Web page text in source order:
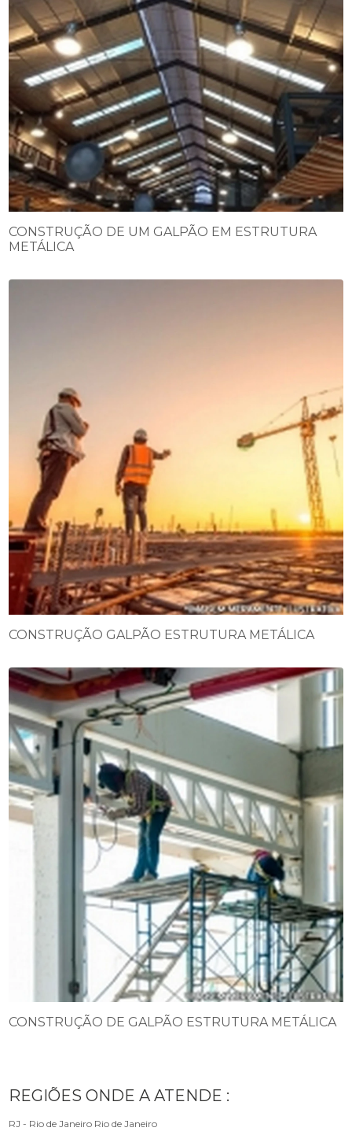
CONSTRUÇÃO DE UM GALPÃO EM ESTRUTURA
METÁLICA
CONSTRUÇÃO GALPÃO ESTRUTURA METÁLICA
CONSTRUÇÃO DE GALPÃO ESTRUTURA METÁLICA
REGIÕES ONDE A ATENDE :
RJ - Rio de Janeiro Rio de Janeiro